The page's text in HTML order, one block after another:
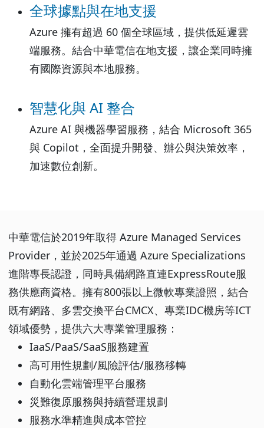
全球據點與在地支援
Azure 擁有超過 60 個全球區域，提供低延遲雲
端服務。結合中華電信在地支援，讓企業同時擁
有國際資源與本地服務。
智慧化與 AI 整合
Azure AI 與機器學習服務，結合 Microsoft 365
與 Copilot，全面提升開發、辦公與決策效率，
加速數位創新。
中華電信於2019年取得 Azure Managed Services
Provider，並於2025年通過 Azure Specializations
進階專長認證，同時具備網路直連ExpressRoute服
務供應商資格。擁有800張以上微軟專業證照，結合
既有網路、多雲交換平台CMCX、專業IDC機房等ICT
領域優勢，提供六大專業管理服務：
IaaS/PaaS/SaaS服務建置
高可用性規劃/風險評估/服務移轉
自動化雲端管理平台服務
災難復原服務與持續營運規劃
服務水準精進與成本管控